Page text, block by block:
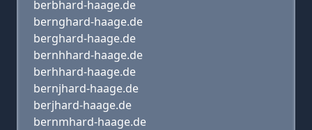
berbhard-haage.de
bernghard-haage.de
berghard-haage.de
bernhhard-haage.de
berhhard-haage.de
bernjhard-haage.de
berjhard-haage.de
bernmhard-haage.de